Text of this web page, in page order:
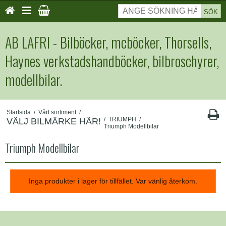
SÖK
AB LAFRI - Bilböcker, mcböcker, Thorsells,
Haynes verkstadshandböcker, bilbroschyrer,
modellbilar.
Startsida / Vårt sortiment /
VÄLJ BILMÄRKE HÄR! / TRIUMPH /
Triumph Modellbilar
Triumph Modellbilar
Inga produkter i lager för tillfället. Var vänlig återkom.